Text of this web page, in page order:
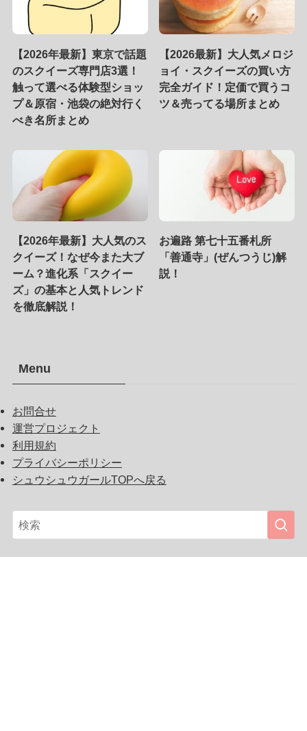
【2026年最新】東京で話題
のスクイーズ専門店3選！
触って選べる体験型ショッ
プ＆原宿・池袋の絶対行く
べき名所まとめ
【2026最新】大人気メロジ
ョイ・スクイーズの買い方
完全ガイド！定価で買うコ
ツ＆売ってる場所まとめ
【2026年最新】大人気のス
クイーズ！なぜ今また大ブ
ーム？進化系「スクイー
ズ」の基本と人気トレンド
を徹底解説！
お遍路 第七十五番札所
「善通寺」(ぜんつうじ)解
説！
Menu
お問合せ
運営プロジェクト
利用規約
プライバシーポリシー
シュウシュウガールTOPへ戻る